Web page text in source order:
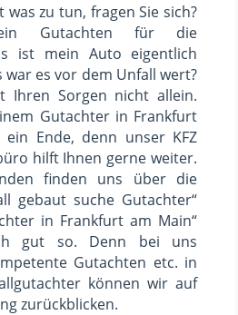
was zu tun, fragen Sie sich?
Gutachten für die
ist mein Auto eigentlich
es vor dem Unfall wert?
Ihren Sorgen nicht allein.
Gutachter in Frankfurt
Ende, denn unser KFZ
hilft Ihnen gerne weiter.
finden uns über die
gebaut suche Gutachter“
in Frankfurt am Main“
gut so. Denn bei uns
Gutachten etc. in
können wir auf
zurückblicken.